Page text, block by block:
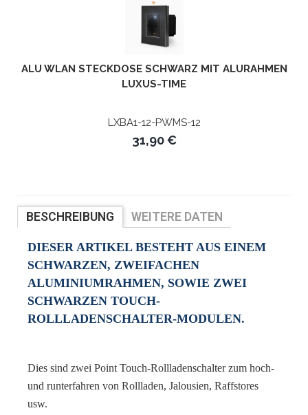
ALU WLAN STECKDOSE SCHWARZ MIT ALURAHMEN
LUXUS-TIME
LXBA1-12-PWMS-12
31,90 €
BESCHREIBUNG
WEITERE DATEN
DIESER ARTIKEL BESTEHT AUS EINEM
SCHWARZEN, ZWEIFACHEN
ALUMINIUMRAHMEN, SOWIE ZWEI
SCHWARZEN TOUCH-
ROLLLADENSCHALTER-MODULEN.
Dies sind zwei Point Touch-Rollladenschalter zum hoch-
und runterfahren von Rollladen, Jalousien, Raffstores
usw.